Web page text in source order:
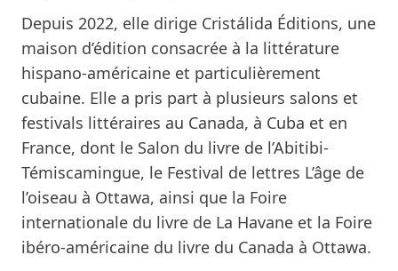
Depuis 2022, elle dirige Cristálida Éditions, une
maison d’édition consacrée à la littérature
hispano-américaine et particulièrement
cubaine. Elle a pris part à plusieurs salons et
festivals littéraires au Canada, à Cuba et en
France, dont le Salon du livre de l’Abitibi-
Témiscamingue, le Festival de lettres L’âge de
l’oiseau à Ottawa, ainsi que la Foire
internationale du livre de La Havane et la Foire
ibéro-américaine du livre du Canada à Ottawa.